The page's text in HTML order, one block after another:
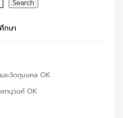
Search
กษา
ละวัตถุมงคล OK
ศานุวงศ์ OK